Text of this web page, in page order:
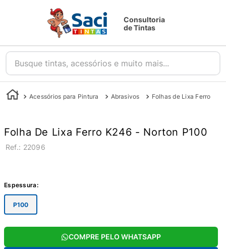
Consultoria
de Tintas
Busque tintas, acessórios e muito mais...
Acessórios para Pintura Abrasivos Folhas de Lixa Ferro
Folha De Lixa Ferro K246 - Norton P100
: 22096
Espessura:
P100
COMPRE PELO WHATSAPP